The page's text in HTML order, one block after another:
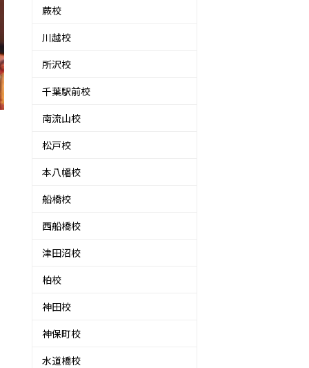
蕨校
川越校
所沢校
千葉駅前校
南流山校
松戸校
本八幡校
船橋校
西船橋校
津田沼校
柏校
神田校
神保町校
水道橋校